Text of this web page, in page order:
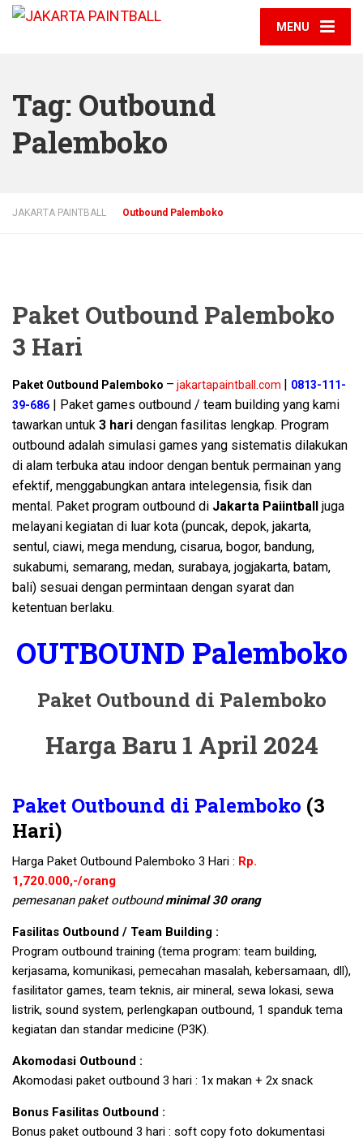
MENU
Tag: Outbound
Palemboko
JAKARTA PAINTBALL Outbound Palemboko
Paket Outbound Palemboko
3 Hari
Paket Outbound Palemboko – jakartapaintball.com | 0813-111-
39-686 | Paket games outbound / team building yang kami
tawarkan untuk 3 hari dengan fasilitas lengkap. Program
outbound adalah simulasi games yang sistematis dilakukan
di alam terbuka atau indoor dengan bentuk permainan yang
efektif, menggabungkan antara intelegensia, fisik dan
mental. Paket program outbound di Jakarta Paiintball juga
melayani kegiatan di luar kota (puncak, depok, jakarta,
sentul, ciawi, mega mendung, cisarua, bogor, bandung,
sukabumi, semarang, medan, surabaya, jogjakarta, batam,
bali) sesuai dengan permintaan dengan syarat dan
ketentuan berlaku.
OUTBOUND Palemboko
Paket Outbound di Palemboko
Harga Baru 1 April 2024
Paket Outbound di Palemboko (3
Hari)
Harga Paket Outbound Palemboko 3 Hari : Rp.
1,720.000,-/orang
pemesanan paket outboundminimal 30 orang
Fasilitas Outbound / Team Building :
Program outbound training (tema program: team building,
kerjasama, komunikasi, pemecahan masalah, kebersamaan, dll),
fasilitator games, team teknis, air mineral, sewa lokasi, sewa
listrik, sound system, perlengkapan outbound, 1 spanduk tema
kegiatan dan standar medicine (P3K).
Akomodasi Outbound :
Akomodasi paket outbound 3 hari : 1x makan + 2x snack
Bonus Fasilitas Outbound :
Bonus paket outbound 3 hari : soft copy foto dokumentasi